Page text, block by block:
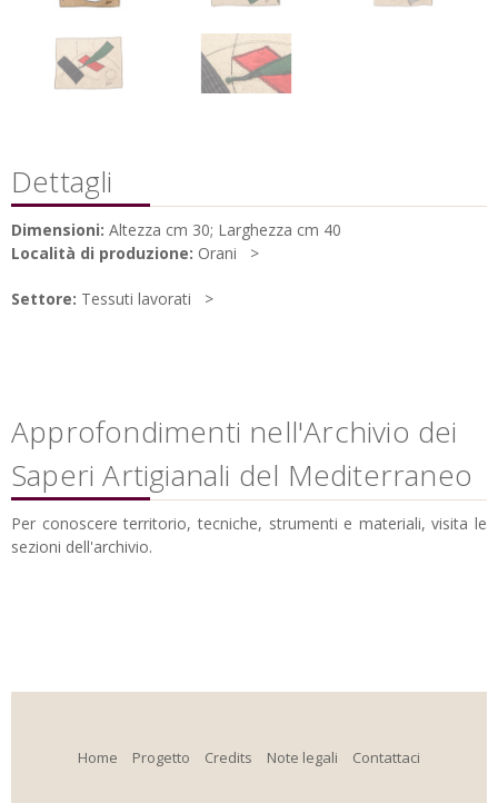
Dettagli
Dimensioni: Altezza cm 30; Larghezza cm 40
Località di produzione: Orani
Settore: Tessuti lavorati
Approfondimenti nell'Archivio dei
Saperi Artigianali del Mediterraneo
Per conoscere territorio, tecniche, strumenti e materiali, visita le
sezioni dell'archivio.
Home Progetto Credits Note legali Contattaci